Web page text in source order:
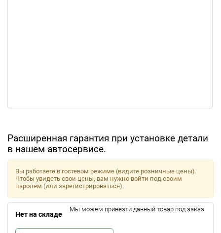
Расширенная гарантия при установке детали
в нашем автосервисе.
Вы работаете в гостевом режиме (видите розничные цены).
Чтобы увидеть свои цены, вам нужно войти под своим
паролем (или зарегистрироваться).
Нет на складе
Мы можем привезти данный товар под заказ.